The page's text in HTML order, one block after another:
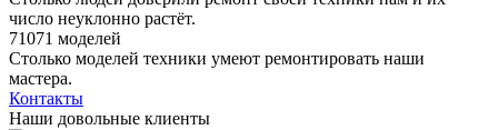
число неуклонно растёт.
71071 моделей
Столько моделей техники умеют ремонтировать наши
мастера.
Контакты
Наши довольные клиенты